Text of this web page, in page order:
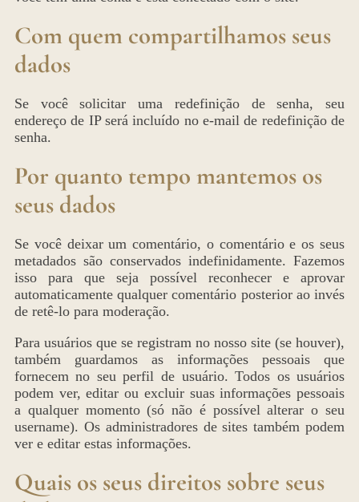
Com quem compartilhamos seus
dados
Se você solicitar uma redefinição de senha, seu
endereço de IP será incluído no e-mail de redefinição de
senha.
Por quanto tempo mantemos os
seus dados
Se você deixar um comentário, o comentário e os seus
metadados são conservados indefinidamente. Fazemos
isso para que seja possível reconhecer e aprovar
automaticamente qualquer comentário posterior ao invés
de retê-lo para moderação.
Para usuários que se registram no nosso site (se houver),
também guardamos as informações pessoais que
fornecem no seu perfil de usuário. Todos os usuários
podem ver, editar ou excluir suas informações pessoais
a qualquer momento (só não é possível alterar o seu
username). Os administradores de sites também podem
ver e editar estas informações.
Quais os seus direitos sobre seus